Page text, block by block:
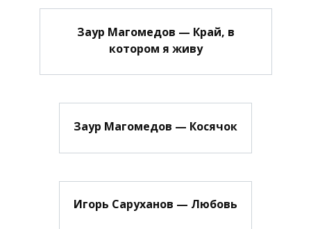
Заур Магомедов — Край, в
котором я живу
Заур Магомедов — Косячок
Игорь Саруханов — Любовь